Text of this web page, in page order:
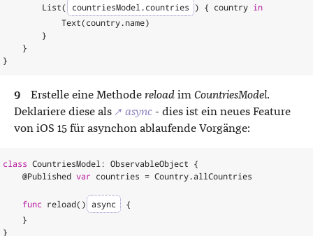
List( countriesModel .countries ) { country in
Text(country.name)
}
}
}
Erstelle eine Methode reload im CountriesModel.
Deklariere diese als ↗ async - dies ist ein neues Feature
von iOS 15 für asynchon ablaufende Vorgänge:
class CountriesModel: ObservableObject {
@Published var countries = Country.allCountries
func reload() async
{
}
}